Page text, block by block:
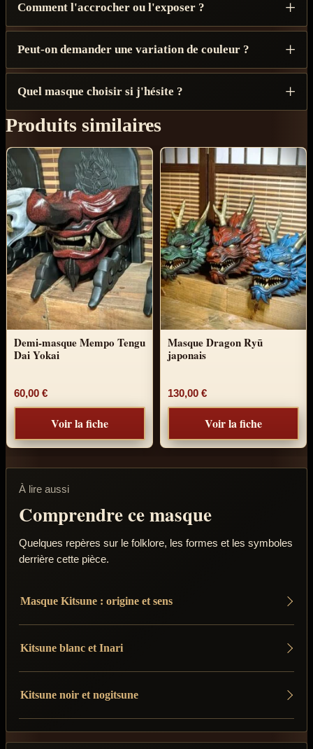
Comment l'accrocher ou l'exposer ?
Peut-on demander une variation de couleur ?
Quel masque choisir si j'hésite ?
Produits similaires
Demi-masque Mempo Tengu
Dai Yokai
60,00 €
Voir la fiche
Masque Dragon Ryū
japonais
130,00 €
Voir la fiche
À lire aussi
Comprendre ce masque
Quelques repères sur le folklore, les formes et les symboles
derrière cette pièce.
Masque Kitsune : origine et sens
Kitsune blanc et Inari
Kitsune noir et nogitsune